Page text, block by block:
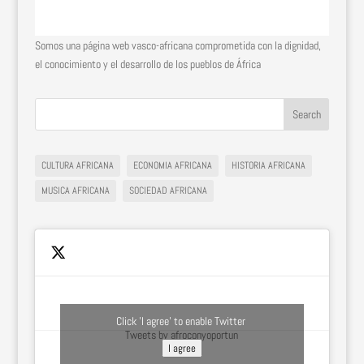
Somos una página web vasco-africana comprometida con la dignidad,
el conocimiento y el desarrollo de los pueblos de África
CULTURA AFRICANA ECONOMIA AFRICANA
HISTORIA AFRICANA
MUSICA AFRICANA
SOCIEDAD AFRICANA
Tweets by afroconyoportun
Click 'I agree' to enable Twitter
I agree